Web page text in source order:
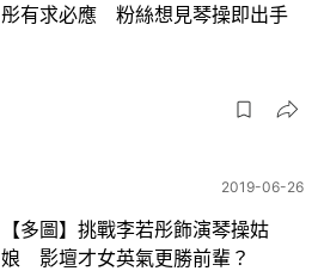
彤有求必應 粉絲想見琴操即出手
2019-06-26
【多圖】挑戰李若彤飾演琴操姑
娘 影壇才女英氣更勝前輩？